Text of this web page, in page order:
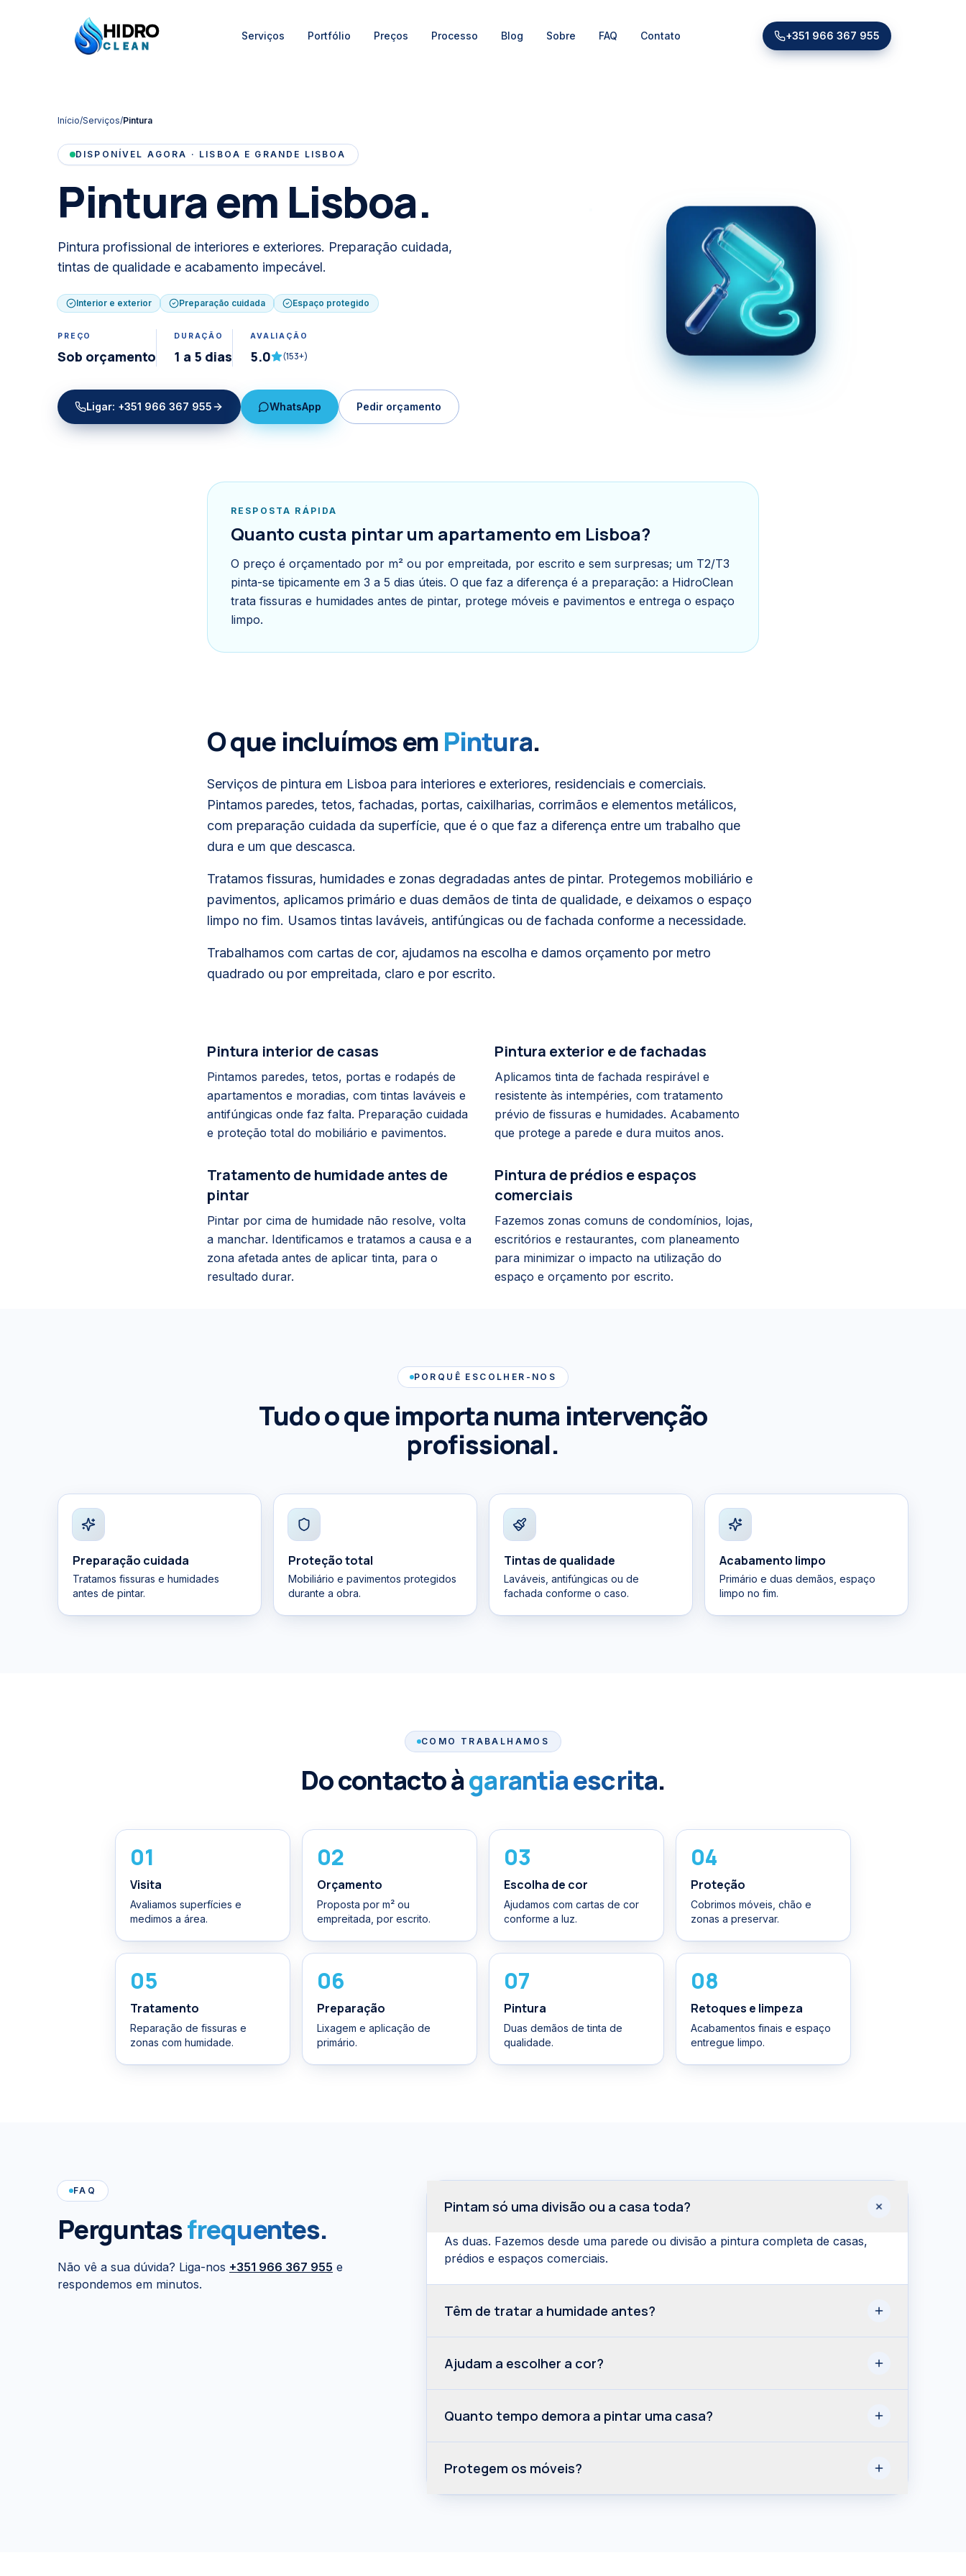
HIDRO
CLEAN
HidroClean Canalizações
Serviços Portfólio Preços Processo Blog Sobre FAQ Contato +351 966 367 955
Início/Serviços/Pintura
DISPONÍVEL AGORA · LISBOA E GRANDE LISBOA
Pinturaem Lisboa.
Pintura profissional de interiores e exteriores. Preparação cuidada,
tintas de qualidade e acabamento impecável.
Interior e exterior Preparação cuidada Espaço protegido
PREÇO
Sob orçamento
DURAÇÃO
1 a 5 dias
AVALIAÇÃO
5.0 (153+)
Ligar: +351 966 367 955 WhatsApp Pedir orçamento
RESPOSTA RÁPIDA
Quanto custa pintar um apartamento em Lisboa?
O preço é orçamentado por m² ou por empreitada, por escrito e sem surpresas; um T2/T3
pinta-se tipicamente em 3 a 5 dias úteis. O que faz a diferença é a preparação: a HidroClean
trata fissuras e humidades antes de pintar, protege móveis e pavimentos e entrega o espaço
limpo.
O que incluímos emPintura.
Serviços de pintura em Lisboa para interiores e exteriores, residenciais e comerciais.
Pintamos paredes, tetos, fachadas, portas, caixilharias, corrimãos e elementos metálicos,
com preparação cuidada da superfície, que é o que faz a diferença entre um trabalho que
dura e um que descasca.
Tratamos fissuras, humidades e zonas degradadas antes de pintar. Protegemos mobiliário e
pavimentos, aplicamos primário e duas demãos de tinta de qualidade, e deixamos o espaço
limpo no fim. Usamos tintas laváveis, antifúngicas ou de fachada conforme a necessidade.
Trabalhamos com cartas de cor, ajudamos na escolha e damos orçamento por metro
quadrado ou por empreitada, claro e por escrito.
Pintura interior de casas
Pintamos paredes, tetos, portas e rodapés de
apartamentos e moradias, com tintas laváveis e
antifúngicas onde faz falta. Preparação cuidada
e proteção total do mobiliário e pavimentos.
Pintura exterior e de fachadas
Aplicamos tinta de fachada respirável e
resistente às intempéries, com tratamento
prévio de fissuras e humidades. Acabamento
que protege a parede e dura muitos anos.
Tratamento de humidade antes de
pintar
Pintar por cima de humidade não resolve, volta
a manchar. Identificamos e tratamos a causa e a
zona afetada antes de aplicar tinta, para o
resultado durar.
Pintura de prédios e espaços
comerciais
Fazemos zonas comuns de condomínios, lojas,
escritórios e restaurantes, com planeamento
para minimizar o impacto na utilização do
espaço e orçamento por escrito.
PORQUÊ ESCOLHER-NOS
Tudo o que importa numa intervenção
profissional.
Preparação cuidada
Tratamos fissuras e humidades
antes de pintar.
Proteção total
Mobiliário e pavimentos protegidos
durante a obra.
Tintas de qualidade
Laváveis, antifúngicas ou de
fachada conforme o caso.
Acabamento limpo
Primário e duas demãos, espaço
limpo no fim.
COMO TRABALHAMOS
Do contacto àgarantia escrita.
01
Visita
Avaliamos superfícies e
medimos a área.
02
Orçamento
Proposta por m² ou
empreitada, por escrito.
03
Escolha de cor
Ajudamos com cartas de cor
conforme a luz.
04
Proteção
Cobrimos móveis, chão e
zonas a preservar.
05
Tratamento
Reparação de fissuras e
zonas com humidade.
06
Preparação
Lixagem e aplicação de
primário.
07
Pintura
Duas demãos de tinta de
qualidade.
08
Retoques e limpeza
Acabamentos finais e espaço
entregue limpo.
FAQ
Perguntasfrequentes.
Não vê a sua dúvida? Liga-nos +351 966 367 955 e
respondemos em minutos.
Pintam só uma divisão ou a casa toda?
As duas. Fazemos desde uma parede ou divisão a pintura completa de casas,
prédios e espaços comerciais.
Têm de tratar a humidade antes?
Ajudam a escolher a cor?
Quanto tempo demora a pintar uma casa?
Protegem os móveis?